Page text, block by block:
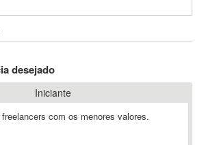
desejado
Iniciante
com os menores valores.